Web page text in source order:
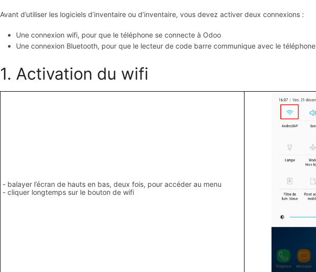
Avant d’utiliser les logiciels d’inventaire ou d’inventaire, vous devez activer deux connexions :
Une connexion wifi, pour que le téléphone se connecte à Odoo
Une connexion Bluetooth, pour que le lecteur de code barre communique avec le téléphone
1. Activation du wifi
- balayer l’écran de hauts en bas, deux fois, pour accéder au menu
- cliquer longtemps sur le bouton de wifi